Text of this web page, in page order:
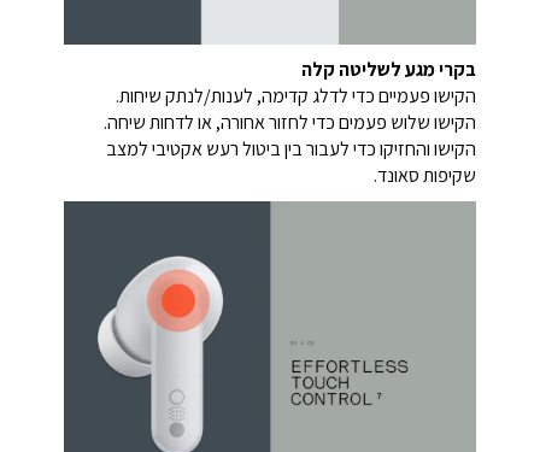
בקרי מגע לשליטה קלה
הקישו פעמיים כדי לדלג קדימה, לענות/לנתק שיחות.
הקישו שלוש פעמים כדי לחזור אחורה, או לדחות שיחה.
הקישו והחזיקו כדי לעבור בין ביטול רעש אקטיבי למצב
שקיפות סאונד.